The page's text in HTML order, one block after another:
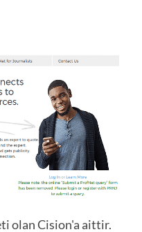
olan Cision'a aittir.